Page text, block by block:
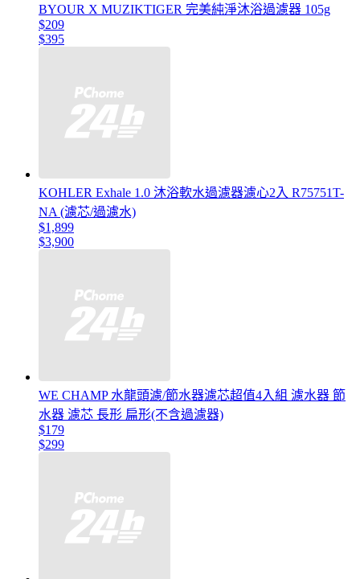
BYOUR X MUZIKTIGER 完美純淨沐浴過濾器 105g
$209
$395
KOHLER Exhale 1.0 沐浴軟水過濾器濾心2入 R75751T-
NA (濾芯/過濾水)
$1,899
$3,900
WE CHAMP 水龍頭濾/節水器濾芯超值4入組 濾水器 節
水器 濾芯 長形 扁形(不含過濾器)
$179
$299